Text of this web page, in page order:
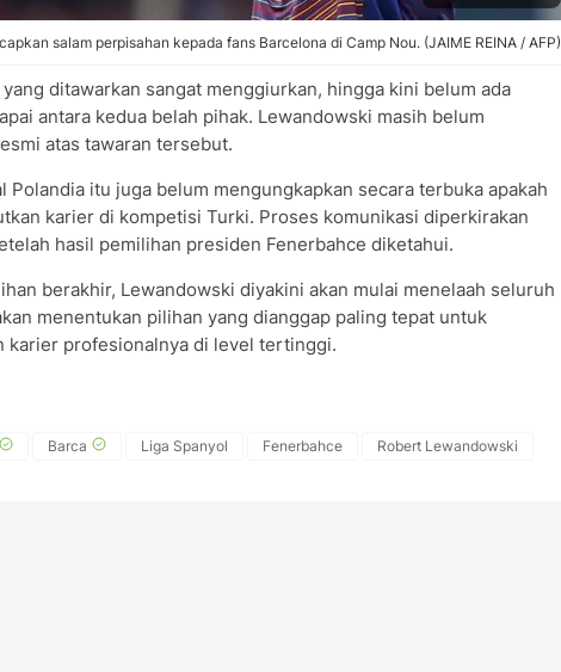
salam perpisahan kepada fans Barcelona di Camp Nou. (JAIME REINA / AFP)
ditawarkan sangat menggiurkan, hingga kini belum ada
antara kedua belah pihak. Lewandowski masih belum
atas tawaran tersebut.
Polandia itu juga belum mengungkapkan secara terbuka apakah
karier di kompetisi Turki. Proses komunikasi diperkirakan
hasil pemilihan presiden Fenerbahce diketahui.
berakhir, Lewandowski diyakini akan mulai menelaah seluruh
menentukan pilihan yang dianggap paling tepat untuk
karier profesionalnya di level tertinggi.
Barca Liga Spanyol Fenerbahce Robert Lewandowski